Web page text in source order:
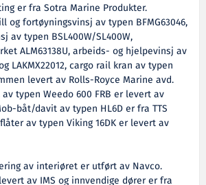
er fra Sotra Marine Produkter.
og fortøyningsvinsj av typen BFMG63046,
av typen BSL400W/SL400W,
ALM63138U, arbeids- og hjelpevinsj av
LAKMX22012, cargo rail kran av typen
levert av Rolls-Royce Marine avd.
typen Weedo 600 FRB er levert av
båt/davit av typen HL6D er fra TTS
av typen Viking 16DK er levert av
av interiøret er utført av Navco.
av IMS og innvendige dører er fra